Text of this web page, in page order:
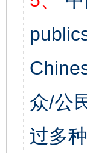
众/公
过多